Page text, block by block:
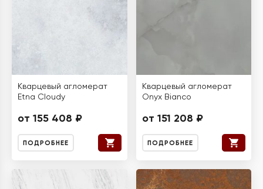
Кварцевый агломерат
Etna Cloudy
от 155 408 ₽
ПОДРОБНЕЕ
Кварцевый агломерат
Onyx Bianco
от 151 208 ₽
ПОДРОБНЕЕ